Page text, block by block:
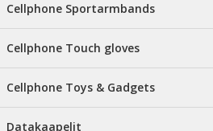
Cellphone Sportarmbands
Cellphone Touch gloves
Cellphone Toys & Gadgets
Datakaapelit